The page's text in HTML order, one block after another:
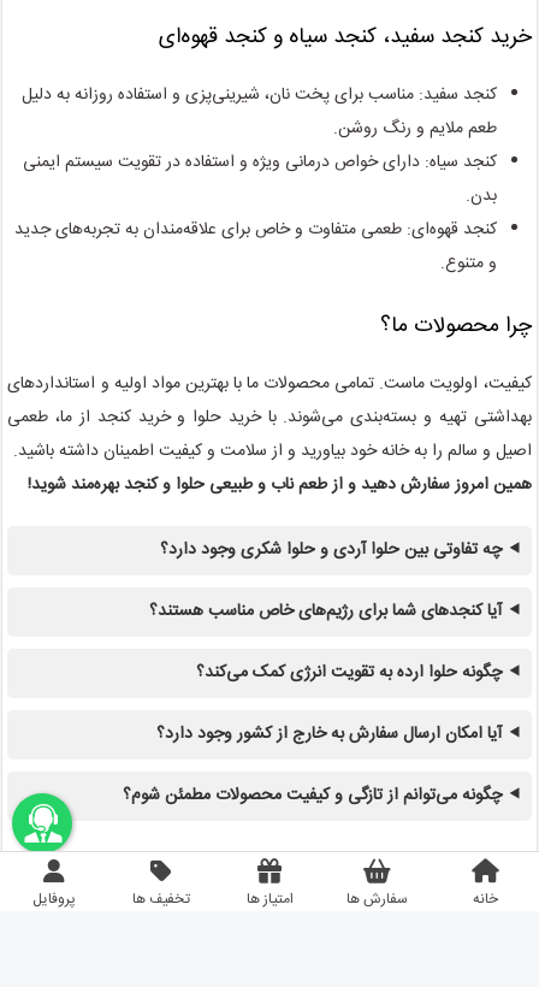
خرید کنجد سفید، کنجد سیاه و کنجد قهوه‌ای
کنجد سفید: مناسب برای پخت نان، شیرینی‌پزی و استفاده روزانه به دلیل
طعم ملایم و رنگ روشن.
کنجد سیاه: دارای خواص درمانی ویژه و استفاده در تقویت سیستم ایمنی
بدن.
کنجد قهوه‌ای: طعمی متفاوت و خاص برای علاقه‌مندان به تجربه‌های جدید
و متنوع.
چرا محصولات ما؟
کیفیت، اولویت ماست. تمامی محصولات ما با بهترین مواد اولیه و استانداردهای
بهداشتی تهیه و بسته‌بندی می‌شوند. با خرید حلوا و خرید کنجد از ما، طعمی
اصیل و سالم را به خانه خود بیاورید و از سلامت و کیفیت اطمینان داشته باشید.
همین امروز سفارش دهید و از طعم ناب و طبیعی حلوا و کنجد بهره‌مند شوید!
چه تفاوتی بین حلوا آردی و حلوا شکری وجود دارد؟
آیا کنجدهای شما برای رژیم‌های خاص مناسب هستند؟
چگونه حلوا ارده به تقویت انرژی کمک می‌کند؟
آیا امکان ارسال سفارش به خارج از کشور وجود دارد؟
چگونه می‌توانم از تازگی و کیفیت محصولات مطمئن شوم؟
خانه سفارش ها امتیاز ها تخفیف ها پروفایل